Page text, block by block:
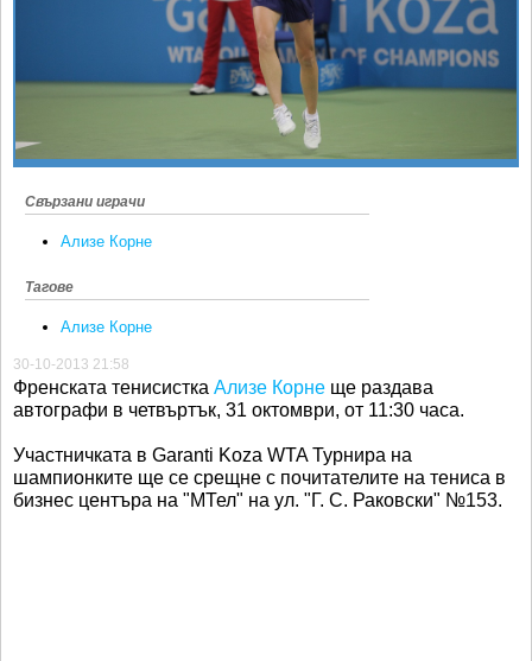
БЛОГ
ЖЪЛТО
РАКЕТНИ
Други
Свързани играчи
Ализе Корне
Тагове
Ализе Корне
30-10-2013 21:58
Френската тенисистка Ализе Корне ще раздава
автографи в четвъртък, 31 октомври, от 11:30 часа.
Участничката в Garanti Koza WTA Турнира на
шампионките ще се срещне с почитателите на тениса в
бизнес центъра на "МТел" на ул. "Г. С. Раковски" №153.